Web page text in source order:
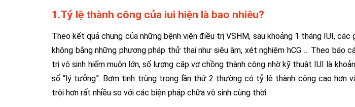
1.Tỷ lệ thành công của iui hiện là bao nhiêu?
Theo kết quả chung của những bệnh viện điều trị VSHM, sau khoảng 1 tháng IUI,
không bằng những phương pháp thử thai như siêu âm, xét nghiệm hCG … Theo báo
trị vô sinh hiếm muộn lớn, số lượng cặp vơ chồng thành công nhờ kỹ thuật IUI là
số “lý tưởng”. Bơm tinh trùng trong lần thứ 2 thường có tỷ lệ thành công cao hơn
trội hơn rất nhiều so với các biện pháp chữa vô sinh cùng thời.